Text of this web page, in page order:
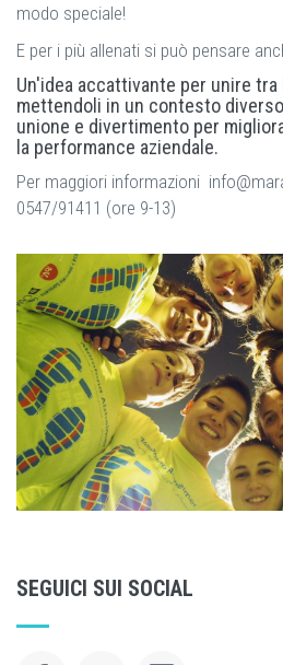
modo speciale!
E per i più allenati si può pensare
Un'idea accattivante per unire
mettendoli in un contesto
unione e divertimento per
la performance aziendale.
Per maggiori informazioni
0547/91411 (ore 9-13)
SEGUICI SUI SOCIAL